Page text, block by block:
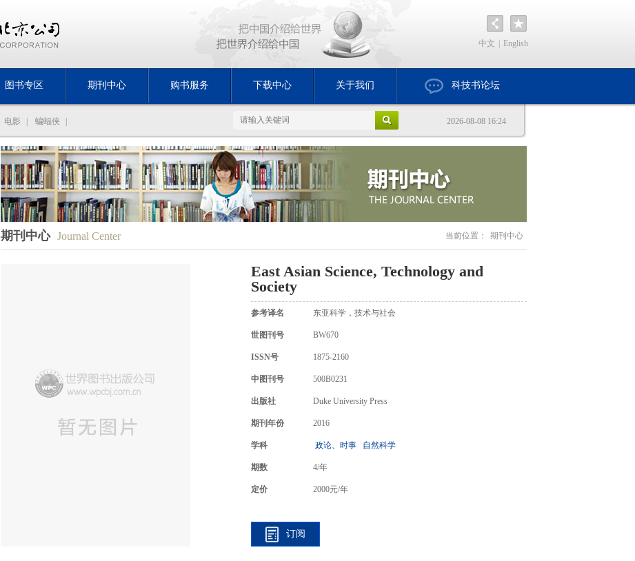
中文 English
图书专区 期刊中心 购书服务 下载中心 关于我们 科技书论坛
电影 蝙蝠侠 2026-08-08 16:24
期刊中心 Journal Center 当前位置： 期刊中心
East Asian Science, Technology and
Society
参考译名 东亚科学，技术与社会
世图刊号 BW670
ISSN号 1875-2160
中图刊号 500B0231
出版社 Duke University Press
期刊年份 2016
学科 政论、时事 自然科学
期数 4/年
定价 2000元/年
订阅